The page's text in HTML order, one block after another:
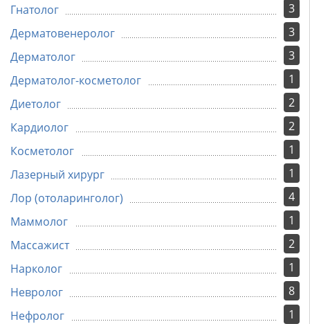
3
Гнатолог
3
Дерматовенеролог
3
Дерматолог
1
Дерматолог-косметолог
2
Диетолог
2
Кардиолог
1
Косметолог
1
Лазерный хирург
4
Лор (отоларинголог)
1
Маммолог
2
Массажист
1
Нарколог
8
Невролог
1
Нефролог